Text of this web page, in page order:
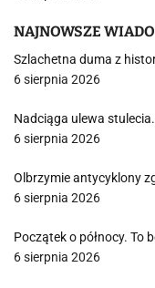
NAJNOWSZE
Szlachetna duma z
6 sierpnia 2026
Nadciąga ulewa
6 sierpnia 2026
Olbrzymie antycyklony
6 sierpnia 2026
Początek o północy. To
6 sierpnia 2026